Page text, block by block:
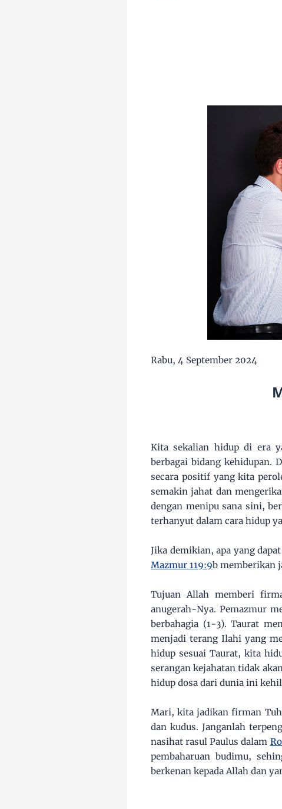
Rabu, 4 September 2024
Kita sekalian hidup di era
berbagai bidang kehidupan.
secara positif yang kita
semakin jahat dan
dengan menipu sana sini,
terhanyut dalam cara hidup
Jika demikian, apa yang
Mazmur 119:9b memberikan
Tujuan Allah memberi
anugerah-Nya. Pemazmur
berbahagia (1-3). Taurat
menjadi terang Ilahi yang
hidup sesuai Taurat, kita
serangan kejahatan tidak
hidup dosa dari dunia ini
Mari, kita jadikan firman
dan kudus. Janganlah
nasihat rasul Paulus dalam
pembaharuan budimu,
berkenan kepada Allah dan